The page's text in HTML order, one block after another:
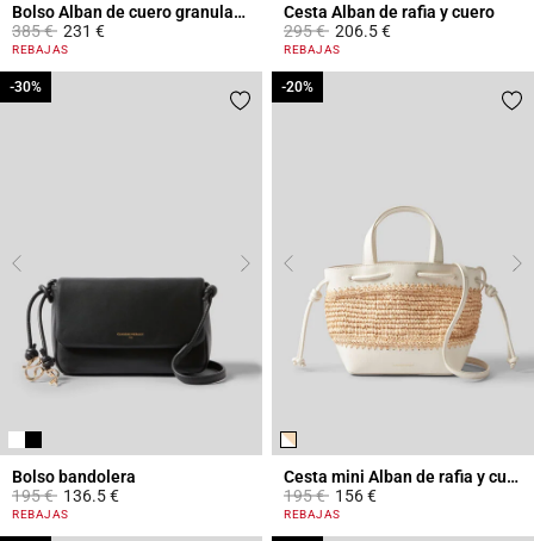
Bolso Alban de cuero granulado
Price reduced from
385 €to231 €
4,4 out of 5 Customer Rating
REBAJAS
Cesta Alban de rafia y cuero
Price reduced from
295 €to206.5 €
3,2 out of 5 Customer Rating
REBAJAS
Bolso bandolera
Price reduced from
195 €to
-30%
136.5 €
3,9 out of 5 Customer Rating
REBAJAS
-30%
Cesta mini Alban de rafia y cuero
Price reduced from
195 €to
-20%
156 €
4,1 out of 5 Customer Rating
REBAJAS
-20%